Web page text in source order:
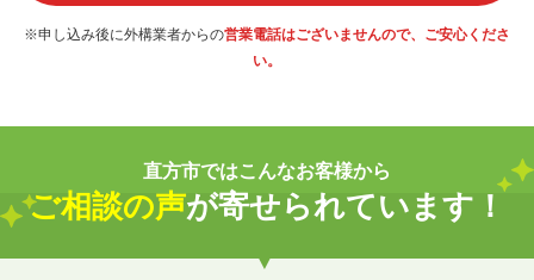
※申し込み後に外構業者からの営業電話はございませんので、ご安心くださ
い。
直方市ではこんなお客様から
ご相談の声が寄せられています！